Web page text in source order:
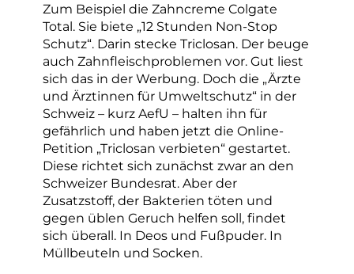
Zum Beispiel die Zahncreme Colgate
Total. Sie biete „12 Stunden Non-Stop
Schutz“. Darin stecke Triclosan. Der beuge
auch Zahnfleischproblemen vor. Gut liest
sich das in der Werbung. Doch die „Ärzte
und Ärztinnen für Umweltschutz“ in der
Schweiz – kurz AefU – halten ihn für
gefährlich und haben jetzt die Online-
Petition „Triclosan verbieten“ gestartet.
Diese richtet sich zunächst zwar an den
Schweizer Bundesrat. Aber der
Zusatzstoff, der Bakterien töten und
gegen üblen Geruch helfen soll, findet
sich überall. In Deos und Fußpuder. In
Müllbeuteln und Socken.